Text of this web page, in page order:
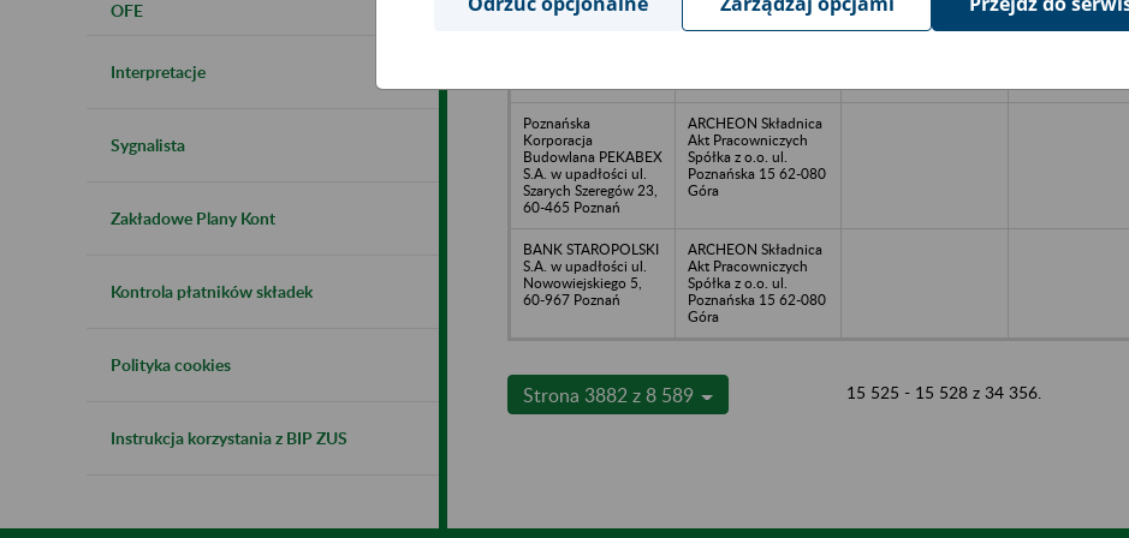
OFE
Interpretacje
Sygnalista
Zakładowe Plany Kont
Kontrola płatników składek
Polityka cookies
Instrukcja korzystania z BIP ZUS
INWESTBUD Sp. z
ARCHEON Składnica
Akt Pracowniczych
Poznańska
Korporacja
Budowlana PEKABEX
S.A. w upadłości ul.
Szarych Szeregów 23,
60-465 Poznań
ARCHEON Składnica
Akt Pracowniczych
Spółka z o.o. ul.
Poznańska 15 62-080
Góra
BANK STAROPOLSKI
S.A. w upadłości ul.
Nowowiejskiego 5,
60-967 Poznań
ARCHEON Składnica
Akt Pracowniczych
Spółka z o.o. ul.
Poznańska 15 62-080
Góra
Strona 3882 z 8 589 15 525 - 15 528 z 34 356.